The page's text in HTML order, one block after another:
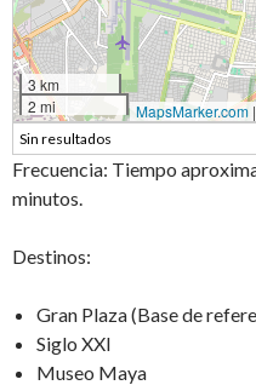
3 km
2 mi
MapsMarker.com |
Sin resultados
Frecuencia: Tiempo
minutos.
Destinos:
Gran Plaza (Base de
Siglo XXI
Museo Maya